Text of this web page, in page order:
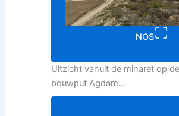
NOS
Uitzicht vanuit de minaret op
bouwput Agdam…